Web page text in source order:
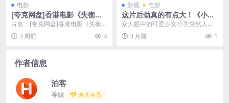
电影
[夸克网盘]香港电影《失衡凶
间之恶念之最》（2023）剧
情 / 惊悚 / 犯罪
片名：[夸克网盘]香港电影《失衡凶
间之恶念之最》（2023）剧情 / 惊
悚 / ...3 周前 4
影视 电影
这片后劲真的有点大！《小
美》 2018 未删减 限时转存
众人眼中的可爱少女小美突然人间
蒸发。与她生命轨迹交集过的九个
人物，透过访谈与回忆...
3 月前 1
作者信息
泊客
等级 永久会员